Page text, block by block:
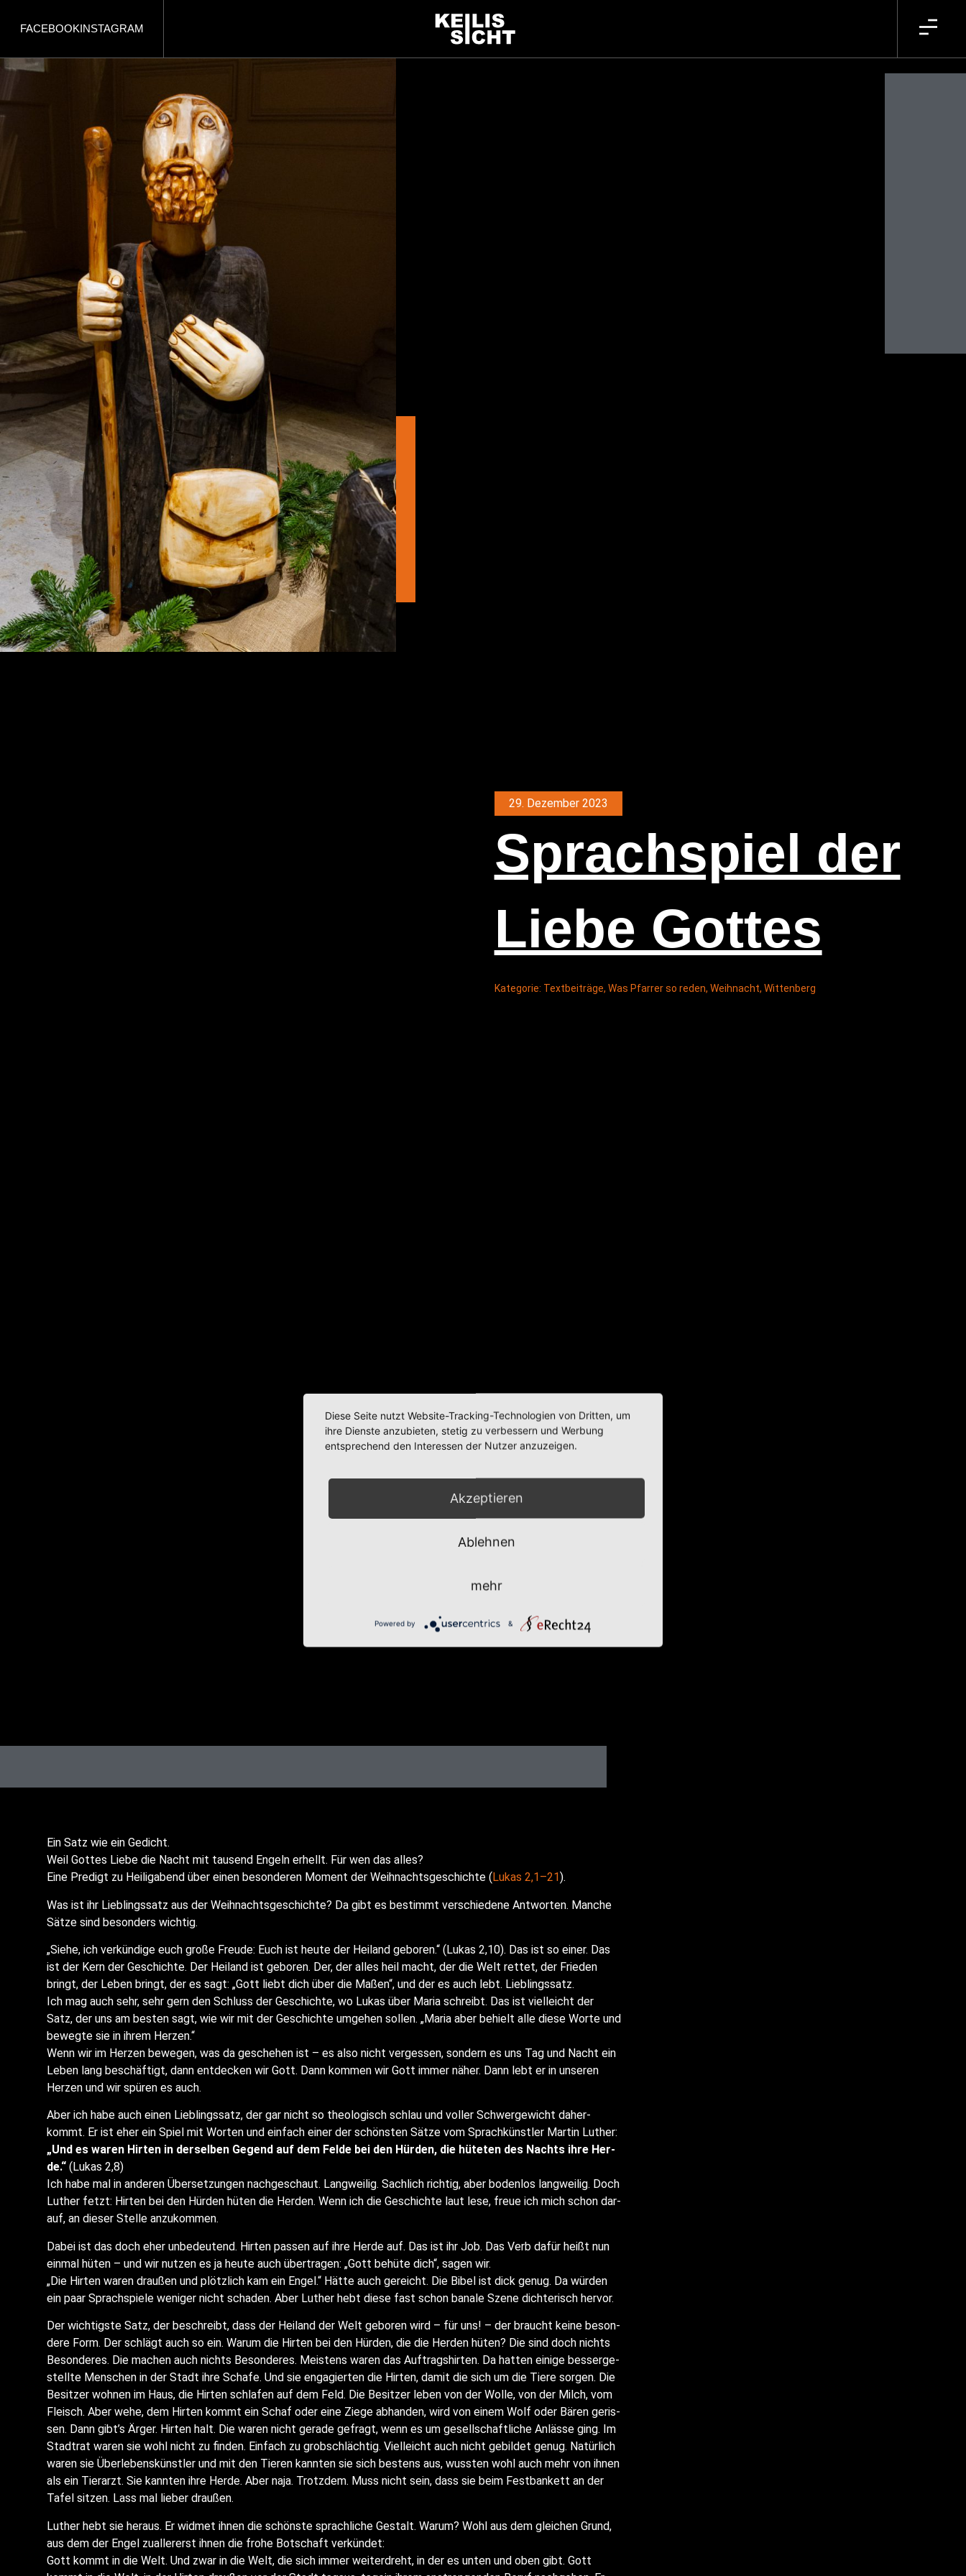
FACEBOOKINSTAGRAM
29. Dezember 2023
Sprach­spiel der
Lie­be Gottes
Kategorie: Textbeiträge, Was Pfarrer so reden, Weihnacht, Wittenberg
Ein Satz wie ein Gedicht.
Weil Got­tes Lie­be die Nacht mit tau­send Engeln erhellt. Für wen das alles?
Eine Pre­digt zu Hei­lig­abend über einen beson­de­ren Moment der Weih­nachts­ge­schich­te ( Lukas 2,1–21).
Was ist ihr Lieb­lings­satz aus der Weih­nachts­ge­schich­te? Da gibt es bestimmt ver­schie­de­ne Ant­wor­ten. Man­che
Sät­ze sind beson­ders wichtig.
„Sie­he, ich ver­kün­di­ge euch gro­ße Freu­de: Euch ist heu­te der Hei­land gebo­ren.“ (Lukas 2,10). Das ist so einer. Das
ist der Kern der Geschich­te. Der Hei­land ist gebo­ren. Der, der alles heil macht, der die Welt ret­tet, der Frie­den
bringt, der Leben bringt, der es sagt: „Gott liebt dich über die Maßen“, und der es auch lebt. Lieblingssatz.
Ich mag auch sehr, sehr gern den Schluss der Geschich­te, wo Lukas über Maria schreibt. Das ist viel­leicht der
Satz, der uns am bes­ten sagt, wie wir mit der Geschich­te umge­hen sol­len. „Maria aber behielt alle die­se Wor­te und
beweg­te sie in ihrem Herzen.“
Wenn wir im Her­zen bewe­gen, was da gesche­hen ist – es also nicht ver­ges­sen, son­dern es uns Tag und Nacht ein
Leben lang beschäf­tigt, dann ent­de­cken wir Gott. Dann kom­men wir Gott immer näher. Dann lebt er in unse­ren
Her­zen und wir spü­ren es auch.
Aber ich habe auch einen Lieb­lings­satz, der gar nicht so theo­lo­gisch schlau und vol­ler Schwer­ge­wicht daher­
kommt. Er ist eher ein Spiel mit Wor­ten und ein­fach einer der schöns­ten Sät­ze vom Sprach­künst­ler Mar­tin Luther:
„Und es waren Hir­ten in der­sel­ben Gegend auf dem Fel­de bei den Hür­den, die hüte­ten des Nachts ihre Her­
de.“ (Lukas 2,8)
Ich habe mal in ande­ren Über­set­zun­gen nach­ge­schaut. Lang­wei­lig. Sach­lich rich­tig, aber boden­los lang­wei­lig. Doch
Luther fetzt: Hir­ten bei den Hür­den hüten die Her­den. Wenn ich die Geschich­te laut lese, freue ich mich schon dar­
auf, an die­ser Stel­le anzukommen.
Dabei ist das doch eher unbe­deu­tend. Hir­ten pas­sen auf ihre Her­de auf. Das ist ihr Job. Das Verb dafür heißt nun
ein­mal hüten – und wir nut­zen es ja heu­te auch über­tra­gen: „Gott behü­te dich“, sagen wir.
„Die Hir­ten waren drau­ßen und plötz­lich kam ein Engel.“ Hät­te auch gereicht. Die Bibel ist dick genug. Da wür­den
ein paar Sprach­spie­le weni­ger nicht scha­den. Aber Luther hebt die­se fast schon bana­le Sze­ne dich­te­risch hervor.
Der wich­tigs­te Satz, der beschreibt, dass der Hei­land der Welt gebo­ren wird – für uns! – der braucht kei­ne beson­
de­re Form. Der schlägt auch so ein. War­um die Hir­ten bei den Hür­den, die die Her­den hüten? Die sind doch nichts
Beson­de­res. Die machen auch nichts Beson­de­res. Meis­tens waren das Auf­trag­shir­ten. Da hat­ten eini­ge bes­ser­ge­
stell­te Men­schen in der Stadt ihre Scha­fe. Und sie enga­gier­ten die Hir­ten, damit die sich um die Tie­re sor­gen. Die
Besit­zer woh­nen im Haus, die Hir­ten schla­fen auf dem Feld. Die Besit­zer leben von der Wol­le, von der Milch, vom
Fleisch. Aber wehe, dem Hir­ten kommt ein Schaf oder eine Zie­ge abhan­den, wird von einem Wolf oder Bären geris­
sen. Dann gibt’s Ärger. Hir­ten halt. Die waren nicht gera­de gefragt, wenn es um gesell­schaft­li­che Anläs­se ging. Im
Stadt­rat waren sie wohl nicht zu fin­den. Ein­fach zu grob­schläch­tig. Viel­leicht auch nicht gebil­det genug. Natür­lich
waren sie Über­le­bens­künst­ler und mit den Tie­ren kann­ten sie sich bes­tens aus, wuss­ten wohl auch mehr von ihnen
als ein Tier­arzt. Sie kann­ten ihre Her­de. Aber naja. Trotz­dem. Muss nicht sein, dass sie beim Fest­ban­kett an der
Tafel sit­zen. Lass mal lie­ber draußen.
Luther hebt sie her­aus. Er wid­met ihnen die schöns­te sprach­li­che Gestalt. War­um? Wohl aus dem glei­chen Grund,
aus dem der Engel zual­ler­erst ihnen die fro­he Bot­schaft verkündet:
Gott kommt in die Welt. Und zwar in die Welt, die sich immer wei­ter­dreht, in der es unten und oben gibt. Gott
Diese Seite nutzt Website-Tracking-Technologien von Dritten, um
ihre Dienste anzubieten, stetig zu verbessern und Werbung
entsprechend den Interessen der Nutzer anzuzeigen.
Akzeptieren
Ablehnen
mehr
Powered by &